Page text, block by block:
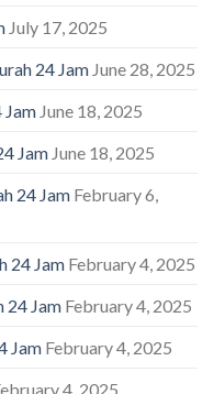
July 17, 2025
24 Jam June 28, 2025
Jam June 18, 2025
Jam June 18, 2025
24 Jam February 6,
24 Jam February 4, 2025
24 Jam February 4, 2025
Jam February 4, 2025
4, 2025